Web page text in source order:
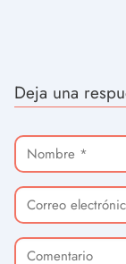
Deja una